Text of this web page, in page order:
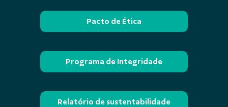
Pacto de Ética
Programa de Integridade
Relatório de sustentabilidade